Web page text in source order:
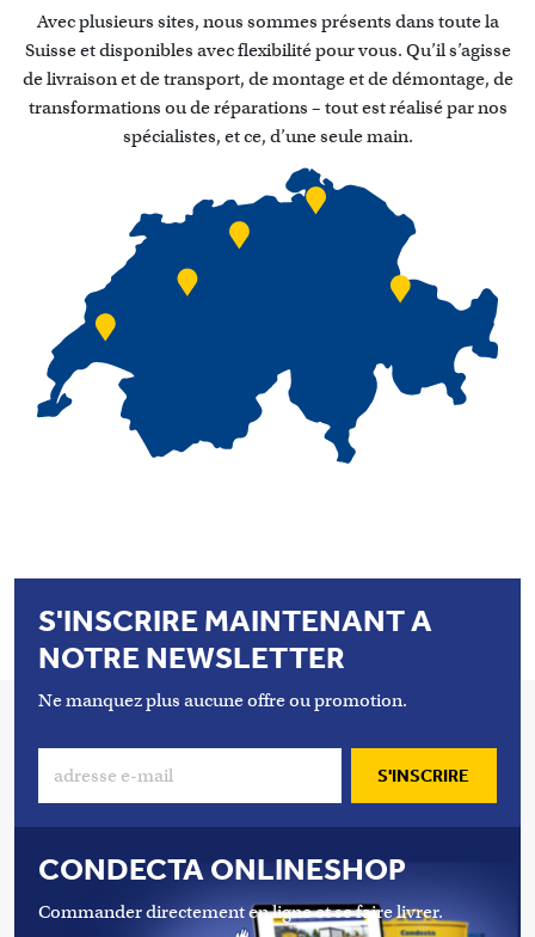
Avec plusieurs sites, nous sommes présents dans toute la
Suisse et disponibles avec flexibilité pour vous. Qu’il s’agisse
de livraison et de transport, de montage et de démontage, de
transformations ou de réparations – tout est réalisé par nos
spécialistes, et ce, d’une seule main.
S'INSCRIRE MAINTENANT A
NOTRE NEWSLETTER
Ne manquez plus aucune offre ou promotion.
S'INSCRIRE
CONDECTA ONLINESHOP
Commander directement en ligne et se faire livrer.